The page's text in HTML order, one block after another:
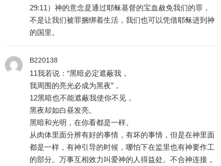
29:11）神的意念是通过耶稣基督的宝血赦免我们的罪，
不是让我们被罪捆绑着生活，我们也可以凭借耶稣进到神
的国里。
B220138
11我若说：“黑暗必定遮蔽我，
我周围的亮光必成为黑夜”，
12黑暗也不能遮蔽我使你不见，
黑夜却如白昼发亮。
黑暗和光明，在你看都是一样。
从肉体里面分辨有好的事情，有坏的事情，但是在神里面
都是一样，有神引导的时候，哪怕下在监里也有神要作工
的部分。万事互相效力叫爱神的人得益处。不合神连接，